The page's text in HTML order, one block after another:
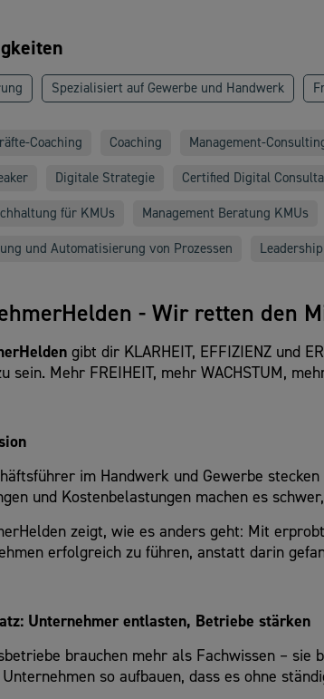
Spezialisiert auf Gewerbe und Handwerk
Coaching Coaching Management-
Digitale Strategie Certified Digital
für KMUs
Management Beratung KMUs
und Automatisierung von Prozessen
- Wir retten den
gibt dir KLARHEIT, EFFIZIENZ und
sein. Mehr FREIHEIT, mehr WACHSTUM,
im Handwerk und Gewerbe
und Kostenbelastungen machen es
zeigt, wie es anders geht: Mit
erfolgreich zu führen, anstatt darin
Unternehmer entlasten, Betriebe stärken
brauchen mehr als Fachwissen –
so aufbauen, dass es ohne